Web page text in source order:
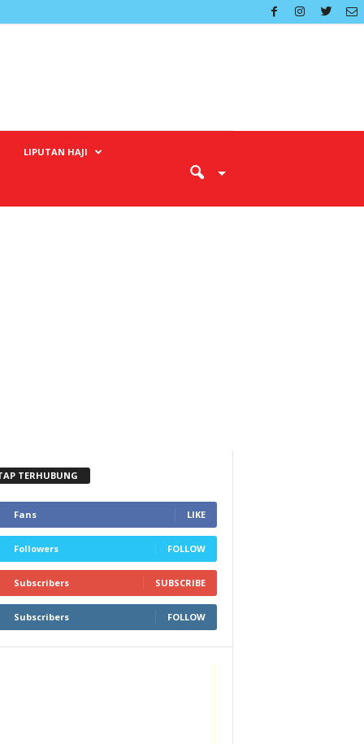
LIPUTAN HAJI
TERHUBUNG
Fans LIKE
Followers FOLLOW
Subscribers SUBSCRIBE
Subscribers FOLLOW